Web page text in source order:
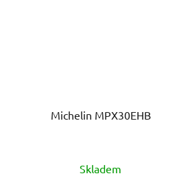
Michelin MPX30EHB
Skladem